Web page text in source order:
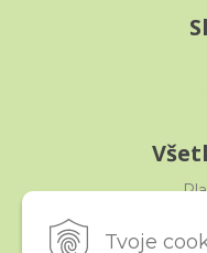
Tvoje